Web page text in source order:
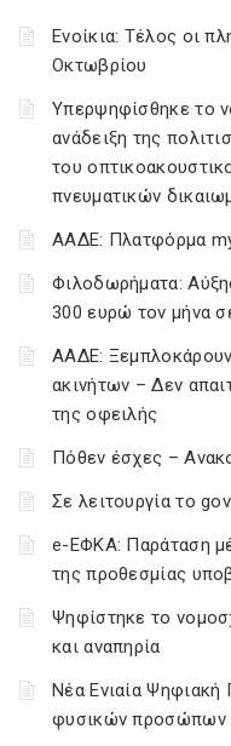
Ενοίκια: Τέλος οι
Οκτωβρίου
Υπερψηφίσθηκε το
ανάδειξη της
του
πνευματικών
ΑΑΔΕ: Πλατφόρμα
Φιλοδωρήματα:
300 ευρώ τον μήνα
ΑΑΔΕ:
ακινήτων – Δεν
της οφειλής
Πόθεν έσχες –
Σε λειτουργία το
e-ΕΦΚΑ: Παράταση
της προθεσμίας
Ψηφίστηκε το
και αναπηρία
Νέα Ενιαία
φυσικών προσώπων